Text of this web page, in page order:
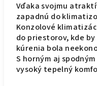
Vďaka svojmu
zapadnú do
Konzolové
do priestorov, kde
kúrenia bola
S horným aj
vysoký tepelný